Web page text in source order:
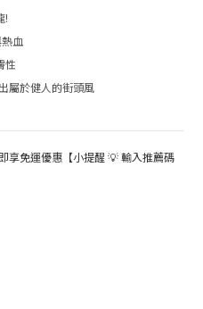
!
血
性
屬於健人的街頭風
享免運優惠【小提醒 💡 輸入推薦碼